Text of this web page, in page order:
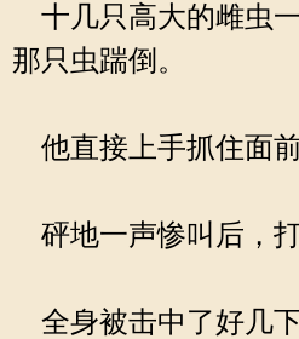
十几只高大的雌虫
那只虫踹倒。
他直接上手抓住面
砰地一声惨叫后，打
全身被击中了好几